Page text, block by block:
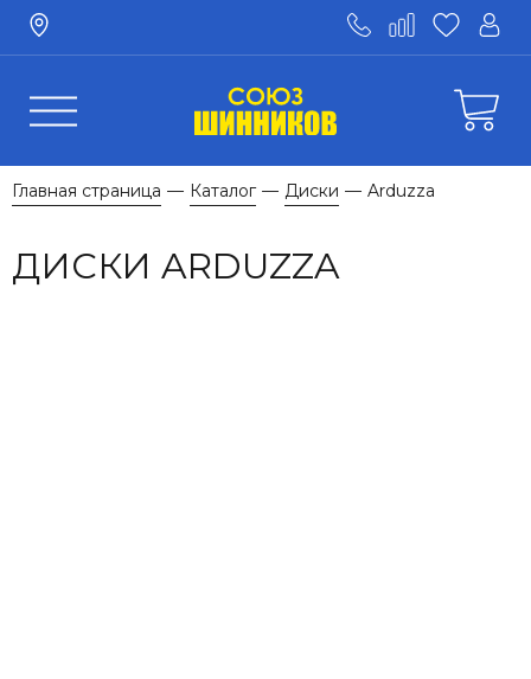
Главная страница — Каталог — Диски — Arduzza
ДИСКИ ARDUZZA